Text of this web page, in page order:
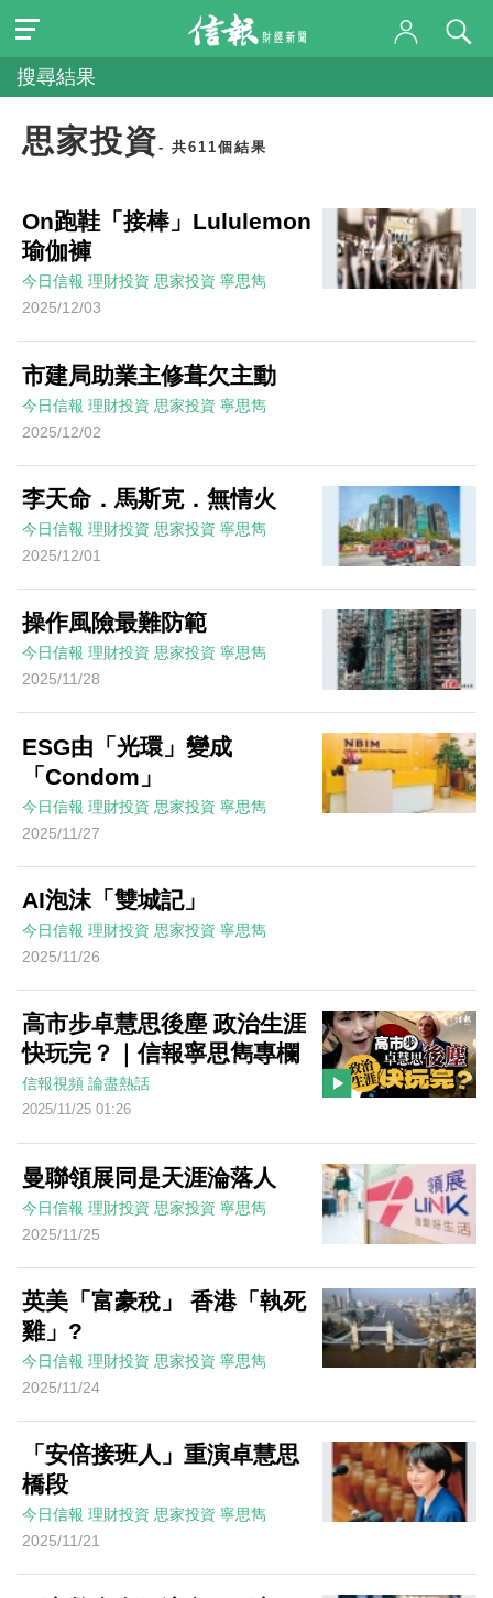
搜尋結果
思家投資- 共611個結果
On跑鞋「接棒」Lululemon
瑜伽褲
今日信報 理財投資 思家投資 寧思雋
2025/12/03
市建局助業主修葺欠主動
今日信報 理財投資 思家投資 寧思雋
2025/12/02
李天命．馬斯克．無情火
今日信報 理財投資 思家投資 寧思雋
2025/12/01
操作風險最難防範
今日信報 理財投資 思家投資 寧思雋
2025/11/28
ESG由「光環」變成
「Condom」
今日信報 理財投資 思家投資 寧思雋
2025/11/27
AI泡沫「雙城記」
今日信報 理財投資 思家投資 寧思雋
2025/11/26
高市步卓慧思後塵 政治生涯
快玩完？｜信報寧思雋專欄
信報視頻 論盡熱話
2025/11/25 01:26
曼聯領展同是天涯淪落人
今日信報 理財投資 思家投資 寧思雋
2025/11/25
英美「富豪稅」 香港「執死
雞」?
今日信報 理財投資 思家投資 寧思雋
2025/11/24
「安倍接班人」重演卓慧思
橋段
今日信報 理財投資 思家投資 寧思雋
2025/11/21